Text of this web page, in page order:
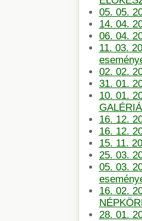
05. 05.
14. 04.
06. 04.
11. 03.
02. 02.
31. 01.
10. 01.
16. 12.
16. 12.
15. 11.
25. 03.
05. 03.
16. 02.
28. 01.